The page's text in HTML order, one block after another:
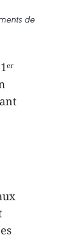
de